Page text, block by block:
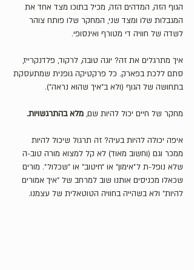
הגוף הזה, המדהים הזה, מכיל בתוכו מצד אחד את
המגבלות שלו ומצד שני, המחקר שלו פותח צוהר
לשדה של חוויה די מטורף ואינסופי.
איך מתרגלים את זה? יוגה טובה, לרקוד, פלדנקרייז,
סתם ללכת בפארק. כל פרקטיקה גופנית שמתעסקת
בתחושה של הגוף (ולא ב״איך שהוא נראה״).
מחקר של חיים יכול להיות שם, מלא בהתרגשויות.
איפה יכולה להיות בעיה? זה תרגול שיכול להיות
ממכר וגם (וחשוב מאוד) לא קל למצוא מורה טוב-ה
שלא נופל-ת ל״אימון״ או ״חיטוב״ או ״שכלול״. מורים
שכאלו מכניסים אותנו שוב למרחב של ״איך אמורים
להיות״ ולא בשהייה בחוויה הטוטאלית של עצמנו.